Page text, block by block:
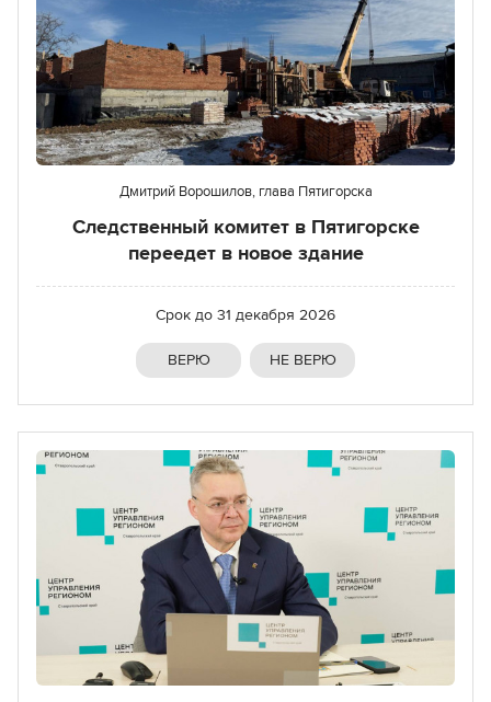
Дмитрий Ворошилов, глава Пятигорска
Следственный комитет в Пятигорске
переедет в новое здание
Срок до 31 декабря 2026
ВЕРЮ НЕ ВЕРЮ